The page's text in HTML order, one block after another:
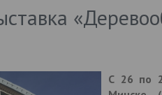
С 26 по